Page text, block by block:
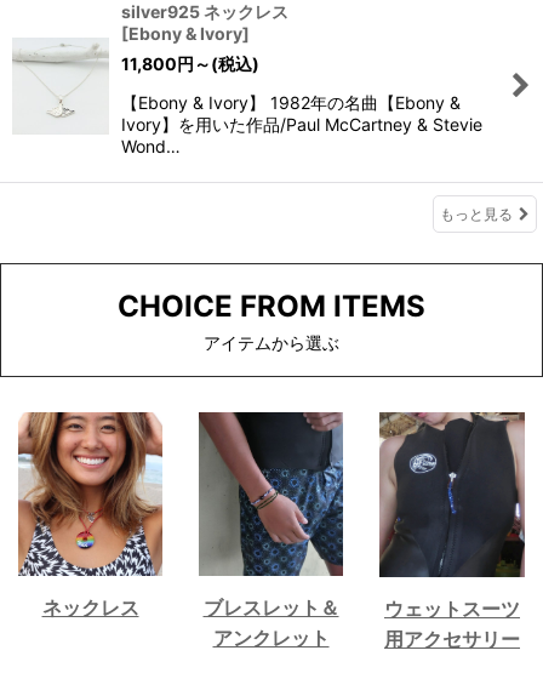
silver925 ネックレス
[Ebony & Ivory]
11,800円 ～(税込)
【Ebony & Ivory】 1982年の名曲【Ebony &
Ivory】を用いた作品/Paul McCartney & Stevie
Wond…
もっと見る
CHOICE FROM ITEMS
アイテムから選ぶ
ネックレス
ブレスレット＆
アンクレット
ウェットスーツ
用アクセサリー